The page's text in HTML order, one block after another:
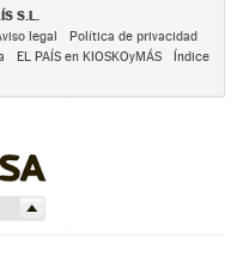
S.L.
legal
Política de privacidad
EL PAÍS en KIOSKOyMÁS
Índice